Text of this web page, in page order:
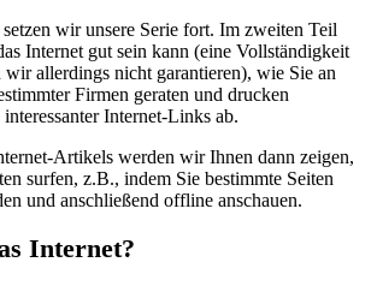
wir unsere Serie fort. Im zweiten Teil
Internet gut sein kann (eine Vollständigkeit
wir allerdings nicht garantieren), wie Sie an
Firmen geraten und drucken
Internet-Links ab.
Artikels werden wir Ihnen dann zeigen,
surfen, z.B., indem Sie bestimmte Seiten
und anschließend offline anschauen.
Internet?